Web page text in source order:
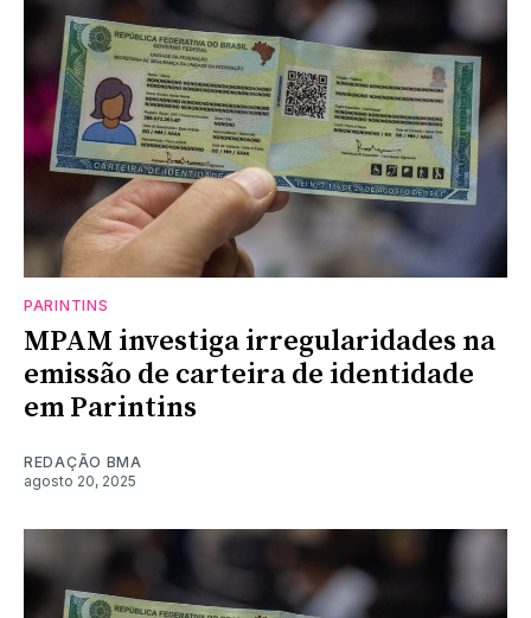
PARINTINS
MPAM investiga irregularidades na
emissão de carteira de identidade
em Parintins
REDAÇÃO BMA
agosto 20, 2025